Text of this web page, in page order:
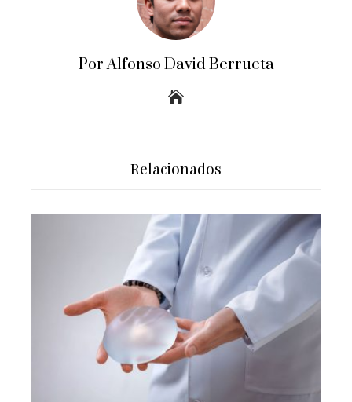
Por Alfonso David Berrueta
Relacionados